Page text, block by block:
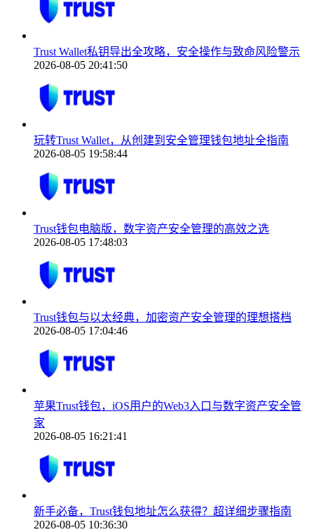
Trust Wallet私钥导出全攻略，安全操作与致命风险警示
2026-08-05 20:41:50
玩转Trust Wallet，从创建到安全管理钱包地址全指南
2026-08-05 19:58:44
Trust钱包电脑版，数字资产安全管理的高效之选
2026-08-05 17:48:03
Trust钱包与以太经典，加密资产安全管理的理想搭档
2026-08-05 17:04:46
苹果Trust钱包，iOS用户的Web3入口与数字资产安全管
家
2026-08-05 16:21:41
新手必备，Trust钱包地址怎么获得？超详细步骤指南
2026-08-05 10:36:30